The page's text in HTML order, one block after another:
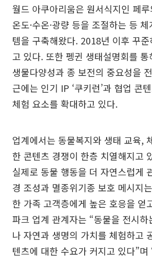
월드 아쿠아리움은 원서식지인 페
온도·수온·광량 등을 조절하는 등
템을 구축해왔다. 2018년 이후 꾸
고 있다. 또한 펭귄 생태설명회를 통
생물다양성과 종 보전의 중요성을
근에는 인기 IP ‘쿠키런’과 협업 콘
체험 요소를 확대하고 있다.
업계에서는 동물복지와 생태 교육,
한 콘텐츠 경쟁이 한층 치열해지고
실제로 동물 행동을 더 자연스럽게
경 조성과 멸종위기종 보호 메시지
한 가족 고객층에게 높은 호응을 얻
파크 업계 관계자는 “동물을 전시하
나 자연과 생명의 가치를 체험하고
텐츠에 대한 수요가 커지고 있다”며